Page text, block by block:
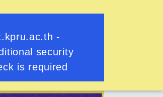
ย้อนกลับ